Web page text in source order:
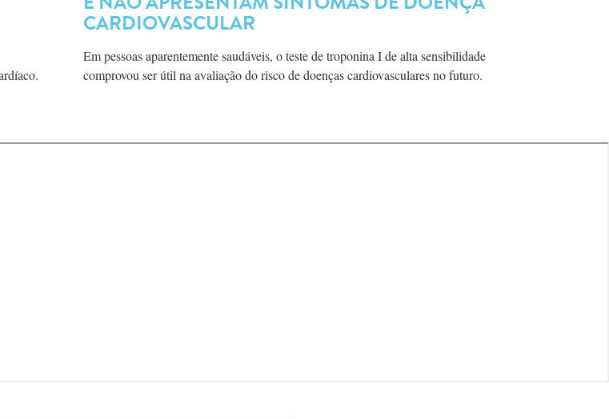
CARDIOVASCULAR
Em pessoas aparentemente saudáveis, o teste de troponina I de alta sensibilidade
comprovou ser útil na avaliação do risco de doenças cardiovasculares no futuro.